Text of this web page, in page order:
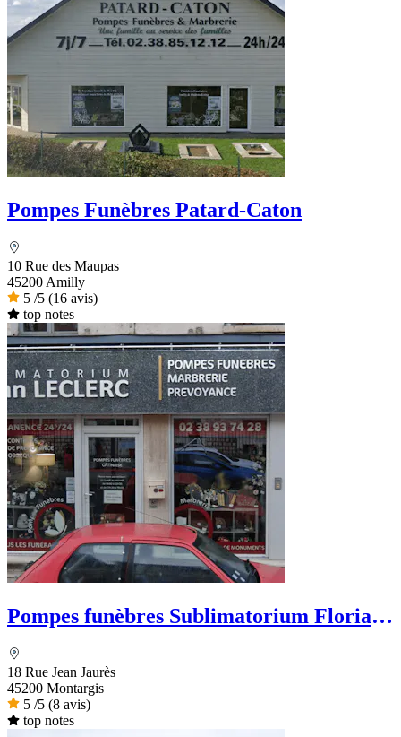
Pompes Funèbres Patard-Caton
10 Rue des Maupas
45200 Amilly
5 /5 (16 avis)
top notes
Pompes funèbres Sublimatorium Florian
18 Rue Jean Jaurès
45200 Montargis
5 /5 (8 avis)
top notes